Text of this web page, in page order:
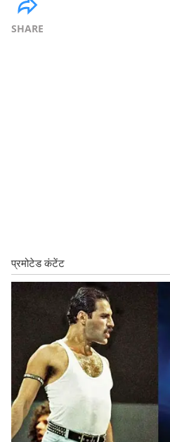
SHARE